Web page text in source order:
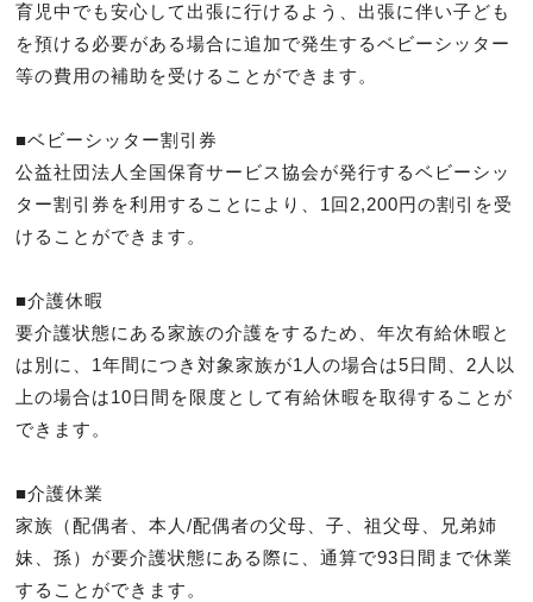
育児中でも安心して出張に行けるよう、出張に伴い子ども
を預ける必要がある場合に追加で発生するベビーシッター
等の費用の補助を受けることができます。
■ベビーシッター割引券
公益社団法人全国保育サービス協会が発行するベビーシッ
ター割引券を利用することにより、1回2,200円の割引を受
けることができます。
■介護休暇
要介護状態にある家族の介護をするため、年次有給休暇と
は別に、1年間につき対象家族が1人の場合は5日間、2人以
上の場合は10日間を限度として有給休暇を取得することが
できます。
■介護休業
家族（配偶者、本人/配偶者の父母、子、祖父母、兄弟姉
妹、孫）が要介護状態にある際に、通算で93日間まで休業
することができます。